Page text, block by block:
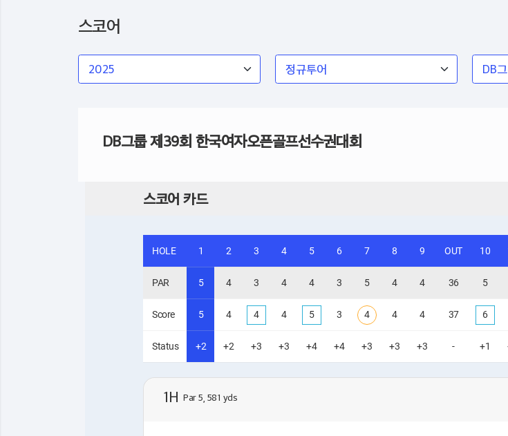
스코어
DB그룹 제39회 한국여자오픈골프선수권대회
스코어 카드
HOLE 1 2 3 4 5 6 7 8 9 OUT 10
PAR 5 4 3 4 4 3 5 4 4 36 5
Score 5 4 4 4 5 3 4 4 4 37 6
Status +2 +2 +3 +3 +4 +4 +3 +3 +3 - +1
1H Par 5, 581 yds